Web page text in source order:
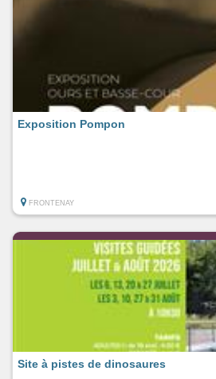
Exposition Pompon
FRONTENAY
Site à pistes de dinosaures